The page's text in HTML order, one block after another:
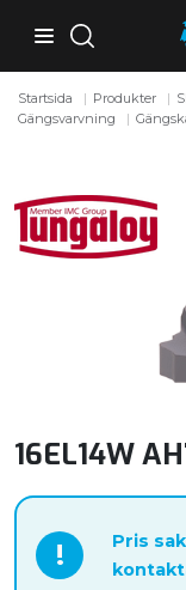
Startsida Produkter
Gängsvarvning
16EL14W
!
Pris